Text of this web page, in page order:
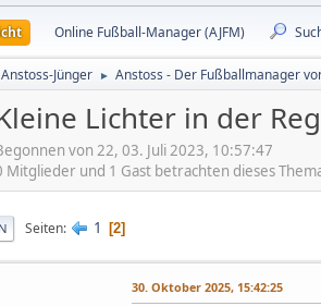
Online Fußball-Manager (AJFM)
Jünger ► Anstoss - Der Fußballmanager
Lichter in der
von 22, 03. Juli 2023, 10:57:47
Mitglieder und 1 Gast betrachten dieses
Seiten 1 2
30. Oktober 2025, 15:42:25